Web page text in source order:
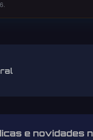
e novidades